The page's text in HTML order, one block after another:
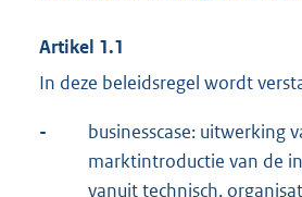
Artikel 1.1
In deze beleidsregel wordt
-
businesscase: uitwerking
marktintroductie van de
vanuit technisch,